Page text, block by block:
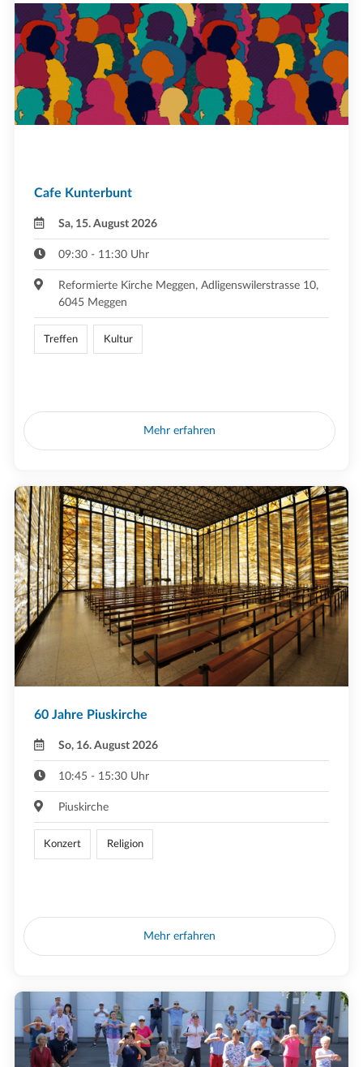
Cafe Kunterbunt
Sa, 15. August 2026
09:30 - 11:30 Uhr
Reformierte Kirche Meggen, Adligenswilerstrasse 10,
6045 Meggen
Treffen Kultur
Mehr erfahren
60 Jahre Piuskirche
So, 16. August 2026
10:45 - 15:30 Uhr
Piuskirche
Konzert Religion
Mehr erfahren